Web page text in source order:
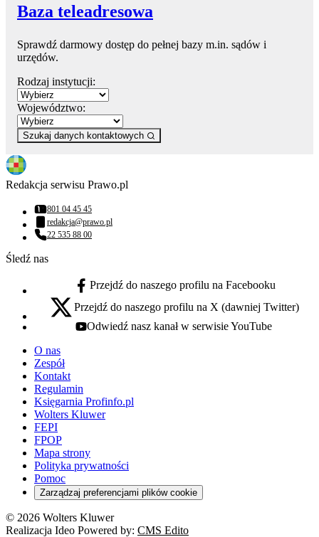
Baza teleadresowa
Sprawdź darmowy dostęp do pełnej bazy m.in. sądów i
urzędów.
Rodzaj instytucji:
Województwo:
Szukaj danych kontaktowych
Redakcja serwisu Prawo.pl
Numer telefonu:
801 04 45 45
Adres email:
redakcja@prawo.pl
Numer telefonu:
22 535 88 00
Śledź nas
facebook - otwiera się w nowej karcie
Przejdź do naszego profilu na Facebooku
x - otwiera się w nowej karcie
Przejdź do naszego profilu na X (dawniej Twitter)
youtube - otwiera się w nowej karcie
Odwiedź nasz kanał w serwisie YouTube
O nas
Zespół
Kontakt
Regulamin
Księgarnia Profinfo.pl
Wolters Kluwer
FEPI
FPOP
Mapa strony
Polityka prywatności
Pomoc
Zarządzaj preferencjami plików cookie
© 2026 Wolters Kluwer
Realizacja Ideo Powered by: CMS Edito